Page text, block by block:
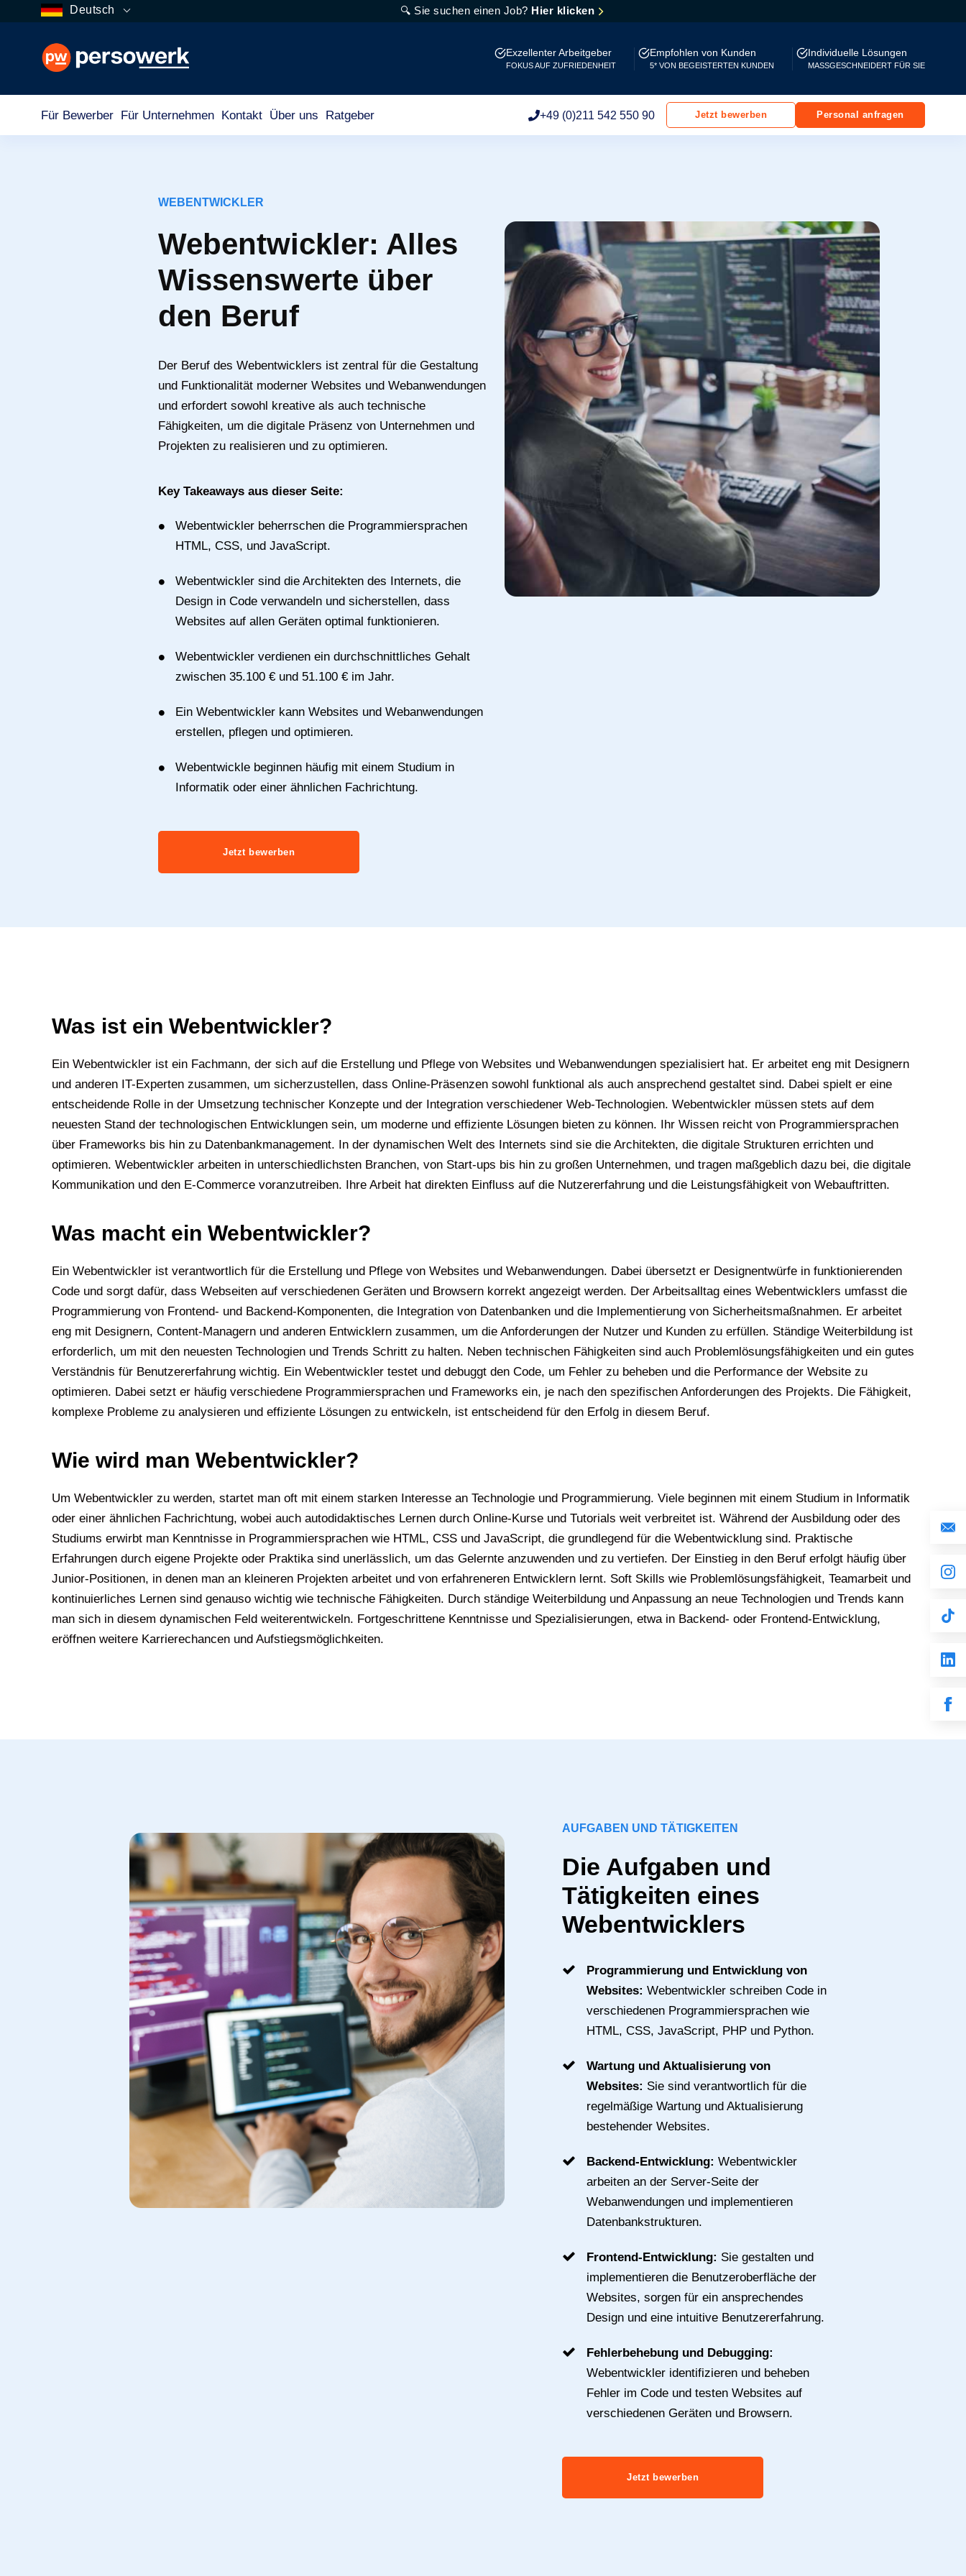
Deutsch 🔍 Sie suchen einen Job? Hier klicken
Exzellenter Arbeitgeber
FOKUS AUF ZUFRIEDENHEIT
Empfohlen von Kunden
5* VON BEGEISTERTEN KUNDEN
Individuelle Lösungen
MASSGESCHNEIDERT FÜR SIE
Für Bewerber Für Unternehmen Kontakt Über uns Ratgeber +49 (0)211 542 550 90 Jetzt bewerben Personal anfragen
WEBENTWICKLER
Webentwickler: Alles
Wissenswerte über
den Beruf
Der Beruf des Webentwicklers ist zentral für die Gestaltung
und Funktionalität moderner Websites und Webanwendungen
und erfordert sowohl kreative als auch technische
Fähigkeiten, um die digitale Präsenz von Unternehmen und
Projekten zu realisieren und zu optimieren.
Key Takeaways aus dieser Seite:
Webentwickler beherrschen die Programmiersprachen
HTML, CSS, und JavaScript.
Webentwickler sind die Architekten des Internets, die
Design in Code verwandeln und sicherstellen, dass
Websites auf allen Geräten optimal funktionieren.
Webentwickler verdienen ein durchschnittliches Gehalt
zwischen 35.100 € und 51.100 € im Jahr.
Ein Webentwickler kann Websites und Webanwendungen
erstellen, pflegen und optimieren.
Webentwickle beginnen häufig mit einem Studium in
Informatik oder einer ähnlichen Fachrichtung.
Jetzt bewerben
Was ist ein Webentwickler?
Ein Webentwickler ist ein Fachmann, der sich auf die Erstellung und Pflege von Websites und Webanwendungen spezialisiert hat. Er arbeitet eng mit Designern
und anderen IT-Experten zusammen, um sicherzustellen, dass Online-Präsenzen sowohl funktional als auch ansprechend gestaltet sind. Dabei spielt er eine
entscheidende Rolle in der Umsetzung technischer Konzepte und der Integration verschiedener Web-Technologien. Webentwickler müssen stets auf dem
neuesten Stand der technologischen Entwicklungen sein, um moderne und effiziente Lösungen bieten zu können. Ihr Wissen reicht von Programmiersprachen
über Frameworks bis hin zu Datenbankmanagement. In der dynamischen Welt des Internets sind sie die Architekten, die digitale Strukturen errichten und
optimieren. Webentwickler arbeiten in unterschiedlichsten Branchen, von Start-ups bis hin zu großen Unternehmen, und tragen maßgeblich dazu bei, die digitale
Kommunikation und den E-Commerce voranzutreiben. Ihre Arbeit hat direkten Einfluss auf die Nutzererfahrung und die Leistungsfähigkeit von Webauftritten.
Was macht ein Webentwickler?
Ein Webentwickler ist verantwortlich für die Erstellung und Pflege von Websites und Webanwendungen. Dabei übersetzt er Designentwürfe in funktionierenden
Code und sorgt dafür, dass Webseiten auf verschiedenen Geräten und Browsern korrekt angezeigt werden. Der Arbeitsalltag eines Webentwicklers umfasst die
Programmierung von Frontend- und Backend-Komponenten, die Integration von Datenbanken und die Implementierung von Sicherheitsmaßnahmen. Er arbeitet
eng mit Designern, Content-Managern und anderen Entwicklern zusammen, um die Anforderungen der Nutzer und Kunden zu erfüllen. Ständige Weiterbildung ist
erforderlich, um mit den neuesten Technologien und Trends Schritt zu halten. Neben technischen Fähigkeiten sind auch Problemlösungsfähigkeiten und ein gutes
Verständnis für Benutzererfahrung wichtig. Ein Webentwickler testet und debuggt den Code, um Fehler zu beheben und die Performance der Website zu
optimieren. Dabei setzt er häufig verschiedene Programmiersprachen und Frameworks ein, je nach den spezifischen Anforderungen des Projekts. Die Fähigkeit,
komplexe Probleme zu analysieren und effiziente Lösungen zu entwickeln, ist entscheidend für den Erfolg in diesem Beruf.
Wie wird man Webentwickler?
Um Webentwickler zu werden, startet man oft mit einem starken Interesse an Technologie und Programmierung. Viele beginnen mit einem Studium in Informatik
oder einer ähnlichen Fachrichtung, wobei auch autodidaktisches Lernen durch Online-Kurse und Tutorials weit verbreitet ist. Während der Ausbildung oder des
Studiums erwirbt man Kenntnisse in Programmiersprachen wie HTML, CSS und JavaScript, die grundlegend für die Webentwicklung sind. Praktische
Erfahrungen durch eigene Projekte oder Praktika sind unerlässlich, um das Gelernte anzuwenden und zu vertiefen. Der Einstieg in den Beruf erfolgt häufig über
Junior-Positionen, in denen man an kleineren Projekten arbeitet und von erfahreneren Entwicklern lernt. Soft Skills wie Problemlösungsfähigkeit, Teamarbeit und
kontinuierliches Lernen sind genauso wichtig wie technische Fähigkeiten. Durch ständige Weiterbildung und Anpassung an neue Technologien und Trends kann
man sich in diesem dynamischen Feld weiterentwickeln. Fortgeschrittene Kenntnisse und Spezialisierungen, etwa in Backend- oder Frontend-Entwicklung,
eröffnen weitere Karrierechancen und Aufstiegsmöglichkeiten.
AUFGABEN UND TÄTIGKEITEN
Die Aufgaben und
Tätigkeiten eines
Webentwicklers
Programmierung und Entwicklung von
Websites: Webentwickler schreiben Code in
verschiedenen Programmiersprachen wie
HTML, CSS, JavaScript, PHP und Python.
Wartung und Aktualisierung von
Websites: Sie sind verantwortlich für die
regelmäßige Wartung und Aktualisierung
bestehender Websites.
Backend-Entwicklung: Webentwickler
arbeiten an der Server-Seite der
Webanwendungen und implementieren
Datenbankstrukturen.
Frontend-Entwicklung: Sie gestalten und
implementieren die Benutzeroberfläche der
Websites, sorgen für ein ansprechendes
Design und eine intuitive Benutzererfahrung.
Fehlerbehebung und Debugging:
Webentwickler identifizieren und beheben
Fehler im Code und testen Websites auf
verschiedenen Geräten und Browsern.
Jetzt bewerben